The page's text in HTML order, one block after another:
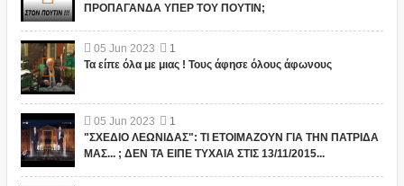
ΠΡΟΠΑΓΑΝΔΑ ΥΠΕΡ ΤΟΥ ΠΟΥΤΙΝ;
05 Jun 2023
1
Τα είπε όλα με μιας ! Τους άφησε όλους άφωνους
05 Jun 2023
1
"ΣΧΕΔΙΟ ΛΕΩΝΙΔΑΣ": ΤΙ ΕΤΟΙΜΑΖΟΥΝ ΓΙΑ ΤΗΝ ΠΑΤΡΙΔΑ
ΜΑΣ... ; ΔΕΝ ΤΑ ΕΙΠΕ ΤΥΧΑΙΑ ΣΤΙΣ 13/11/2015...